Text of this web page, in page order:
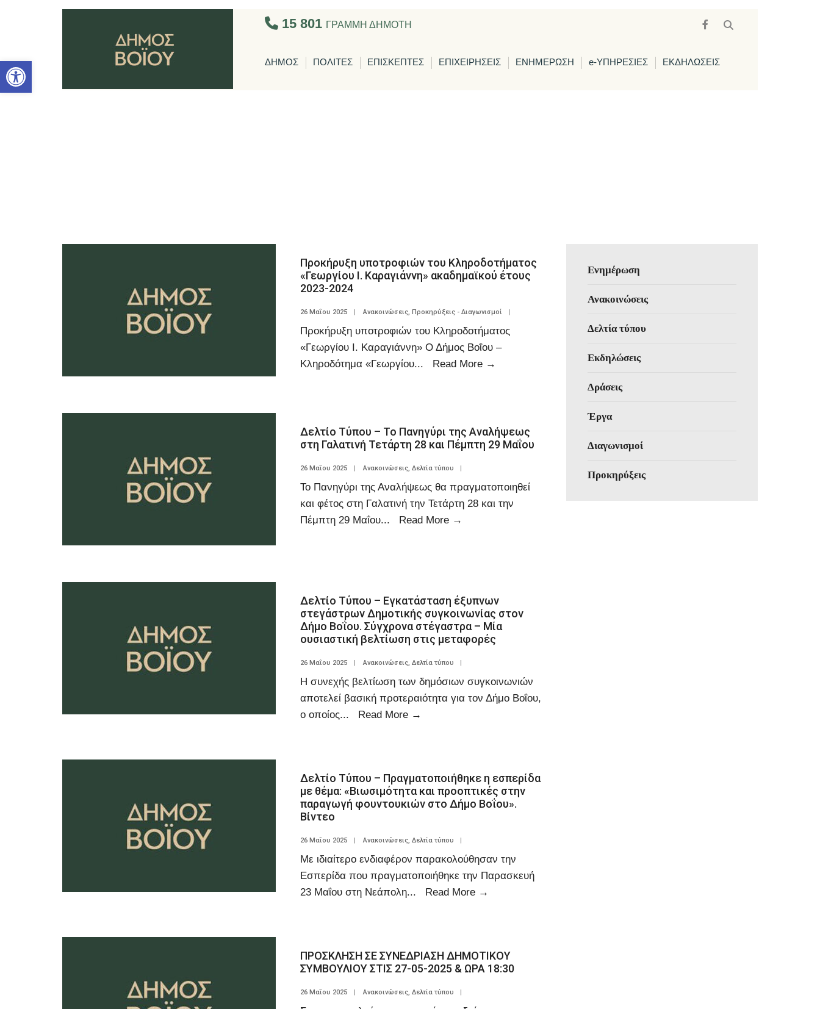
Ανοίξτε τη γραμμή εργαλείων
15 801 ΓΡΑΜΜΗ ΔΗΜΟΤΗ
ΔΗΜΟΣ ΠΟΛΙΤΕΣ ΕΠΙΣΚΕΠΤΕΣ ΕΠΙΧΕΙΡΗΣΕΙΣ ΕΝΗΜΕΡΩΣΗ e-ΥΠΗΡΕΣΙΕΣ ΕΚΔΗΛΩΣΕΙΣ
Προκήρυξη υποτροφιών του Κληροδοτήματος
«Γεωργίου Ι. Καραγιάννη» ακαδημαϊκού έτους
2023-2024
26 Μαΐου 2025 | Ανακοινώσεις, Προκηρύξεις - Διαγωνισμοί |
Προκήρυξη υποτροφιών του Κληροδοτήματος
«Γεωργίου Ι. Καραγιάννη» Ο Δήμος Βοΐου –
Κληροδότημα «Γεωργίου... Read More →
Δελτίο Τύπου – Το Πανηγύρι της Αναλήψεως
στη Γαλατινή Τετάρτη 28 και Πέμπτη 29 Μαΐου
26 Μαΐου 2025 | Ανακοινώσεις, Δελτία τύπου |
Το Πανηγύρι της Αναλήψεως θα πραγματοποιηθεί
και φέτος στη Γαλατινή την Τετάρτη 28 και την
Πέμπτη 29 Μαΐου... Read More →
Δελτίο Τύπου – Εγκατάσταση έξυπνων
στεγάστρων Δημοτικής συγκοινωνίας στον
Δήμο Βοΐου. Σύγχρονα στέγαστρα – Μία
ουσιαστική βελτίωση στις μεταφορές
26 Μαΐου 2025 | Ανακοινώσεις, Δελτία τύπου |
Η συνεχής βελτίωση των δημόσιων συγκοινωνιών
αποτελεί βασική προτεραιότητα για τον Δήμο Βοΐου,
ο οποίος... Read More →
Δελτίο Τύπου – Πραγματοποιήθηκε η εσπερίδα
με θέμα: «Βιωσιμότητα και προοπτικές στην
παραγωγή φουντουκιών στο Δήμο Βοΐου».
Βίντεο
26 Μαΐου 2025 | Ανακοινώσεις, Δελτία τύπου |
Με ιδιαίτερο ενδιαφέρον παρακολούθησαν την
Εσπερίδα που πραγματοποιήθηκε την Παρασκευή
23 Μαΐου στη Νεάπολη... Read More →
ΠΡΟΣΚΛΗΣΗ ΣΕ ΣΥΝΕΔΡΙΑΣΗ ΔΗΜΟΤΙΚΟΥ
ΣΥΜΒΟΥΛΙΟΥ ΣΤΙΣ 27-05-2025 & ΩΡΑ 18:30
26 Μαΐου 2025 | Ανακοινώσεις, Δελτία τύπου |
Ενημέρωση
Ανακοινώσεις
Δελτία τύπου
Εκδηλώσεις
Δράσεις
Έργα
Διαγωνισμοί
Προκηρύξεις